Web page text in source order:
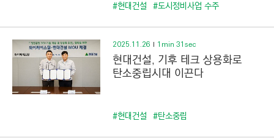
#현대건설 #도시정비사업 수주
2025.11.26 1min 31sec
현대건설, 기후 테크 상용화로
탄소중립시대 이끈다
#현대건설 #탄소중립